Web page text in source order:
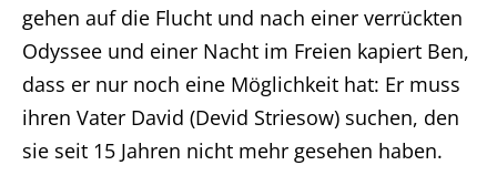
gehen auf die Flucht und nach einer verrückten
Odyssee und einer Nacht im Freien kapiert Ben,
dass er nur noch eine Möglichkeit hat: Er muss
ihren Vater David (Devid Striesow) suchen, den
sie seit 15 Jahren nicht mehr gesehen haben.